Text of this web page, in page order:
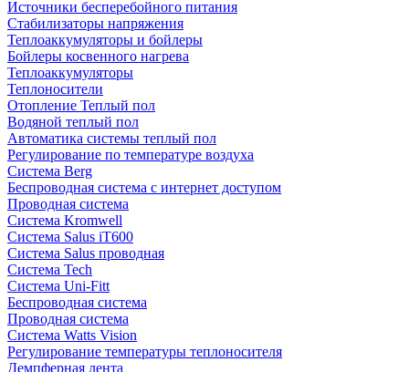
Источники бесперебойного питания
Стабилизаторы напряжения
Теплоаккумуляторы и бойлеры
Бойлеры косвенного нагрева
Теплоаккумуляторы
Теплоносители
Отопление Теплый пол
Водяной теплый пол
Автоматика системы теплый пол
Регулирование по температуре воздуха
Система Berg
Беспроводная система с интернет доступом
Проводная система
Система Kromwell
Система Salus iT600
Система Salus проводная
Система Tech
Система Uni-Fitt
Беспроводная система
Проводная система
Система Watts Vision
Регулирование температуры теплоносителя
Демпферная лента